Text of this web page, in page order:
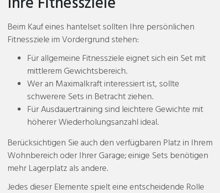
Beim Kauf eines hantelset sollten Ihre persönlichen
Fitnessziele im Vordergrund stehen:
Für allgemeine Fitnessziele eignet sich ein Set mit
mittlerem Gewichtsbereich.
Wer an Maximalkraft interessiert ist, sollte
schwerere Sets in Betracht ziehen.
Für Ausdauertraining sind leichtere Gewichte mit
höherer Wiederholungsanzahl ideal.
Berücksichtigen Sie auch den verfügbaren Platz in Ihrem
Wohnbereich oder Ihrer Garage; einige Sets benötigen
mehr Lagerplatz als andere.
Jedes dieser Elemente spielt eine entscheidende Rolle